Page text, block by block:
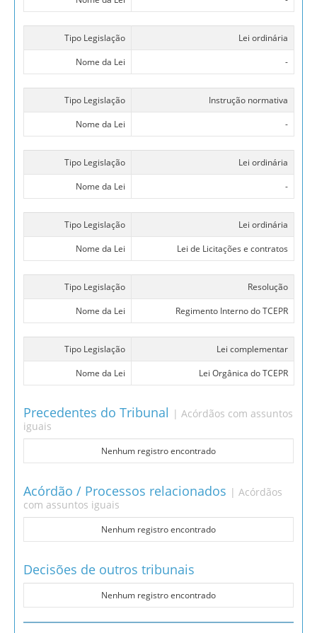
Tipo Legislação
Lei ordinária
Nome da Lei
-
Tipo Legislação
Instrução normativa
Nome da Lei
-
Tipo Legislação
Lei ordinária
Nome da Lei
-
Tipo Legislação
Lei ordinária
Nome da Lei
Lei de Licitações e contratos
Tipo Legislação
Resolução
Nome da Lei
Regimento Interno do TCEPR
Tipo Legislação
Lei complementar
Nome da Lei
Lei Orgânica do TCEPR
Precedentes do Tribunal | Acórdãos com assuntos
iguais
Nenhum registro encontrado
Acórdão / Processos relacionados | Acórdãos
com assuntos iguais
Nenhum registro encontrado
Decisões de outros tribunais
Nenhum registro encontrado